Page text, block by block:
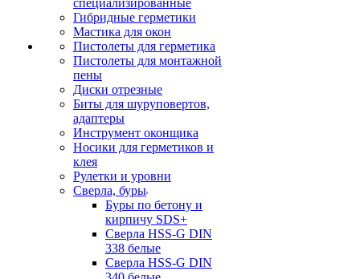
специализированные
Гибридные герметики
Мастика для окон
Пистолеты для герметика
Пистолеты для монтажной
пены
Диски отрезные
Биты для шуруповертов,
адаптеры
Инструмент оконщика
Носики для герметиков и
клея
Рулетки и уровни
Сверла, буры
Буры по бетону и
кирпичу SDS+
Сверла HSS-G DIN
338 белые
Сверла HSS-G DIN